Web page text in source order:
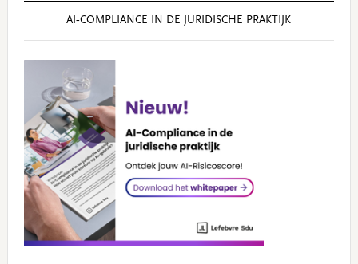
AI‑COMPLIANCE IN DE JURIDISCHE PRAKTIJK